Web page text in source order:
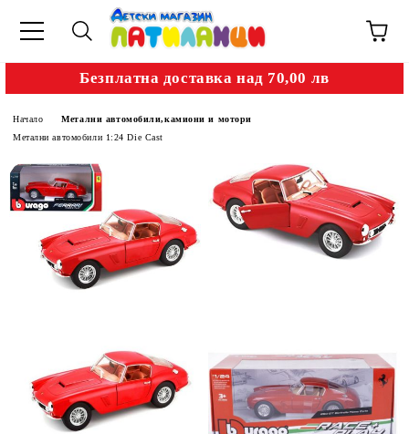
Безплатна доставка над 70,00 лв
Начало
Метални автомобили,камиони и мотори
Метални автомобили 1:24 Die Cast